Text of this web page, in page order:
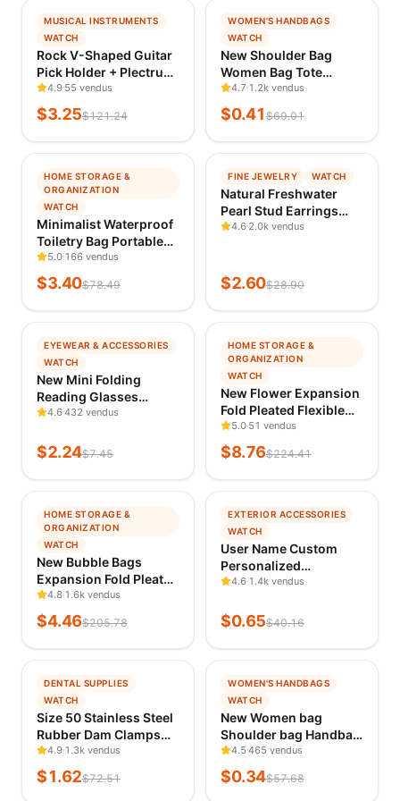
−97 %
TENDANCE
VÉRIFIÉ IL Y A 23 H
MUSICAL INSTRUMENTS
WATCH
Rock V-Shaped Guitar
Pick Holder + Plectrum
Drawer Box Set,
Amplifier Shape
Storage Stand and
4.9 55 vendus
$3.25$121.24
−99%
TENDANCE
VÉRIFIÉ IL Y A 23 H
WOMEN'S HANDBAGS
WATCH
New Shoulder Bag
Women Bag Tote
Luxury Designer
Handbag Women
Handbags Leather
Straddle Bag
4.7 1.2k vendus
$0.41 $69.01
−96%
TENDANCE
VÉRIFIÉ IL Y A 23 H
HOME STORAGE &
ORGANIZATION
WATCH
Minimalist Waterproof
Toiletry Bag Portable
Travel Organizer, Large
Capacity Canvas
Makeup Pouch,
5.0 166 vendus
$3.40$78.49
−91 %
TENDANCE
VÉRIFIÉ IL Y A 23 H
FINE JEWELRY WATCH
Natural Freshwater
Pearl Stud Earrings
Real 925 Sterling Sliver
Earring Jewelry
Wholesale
4.6 2.0k vendus
$2.60$28.90
−70%
TENDANCE
VÉRIFIÉ IL Y A 23 H
EYEWEAR & ACCESSORIES
WATCH
New Mini Folding
Reading Glasses
Women Men +1.0 To
Presbyopia Pen
Glasses With Box
4.6432 vendus
$2.24$7.45
−96%
TENDANCE
VÉRIFIÉ IL Y A 23 H
HOME STORAGE &
ORGANIZATION
WATCH
New Flower Expansion
Fold Pleated Flexible
Stretch Mini Shopping
Bag Large Capacity
Bubble Elastic Portable
5.0 51 vendus
$8.76$224.41
−98%
TENDANCE
VÉRIFIÉ IL Y A 23 H
HOME STORAGE &
ORGANIZATION
WATCH
New Bubble Bags
Expansion Fold Pleated
Flexible Stretch Mini
Shopping Bag Large
Capacity Elastic
4.8 1.6k vendus
$4.46$205.78
−98%
TENDANCE
VÉRIFIÉ IL Y A 23 H
EXTERIOR ACCESSORIES
WATCH
User Name Custom
Personalized
Instagram Vinyl Decals
Instagram FACEBOOK
Customization Needs
4.6 1.4k vendus
$0.65$40.16
−98%
TENDANCE
VÉRIFIÉ IL Y A 23 H
DENTAL SUPPLIES
WATCH
Size 50 Stainless Steel
Rubber Dam Clamps
for Dentistry
Endodontic
Restorative and
4.9 1.3k vendus
$1.62$72.51
−99%
TENDANCE
VÉRIFIÉ IL Y A 23 H
WOMEN'S HANDBAGS
WATCH
New Women bag
Shoulder bag Handbag
sac a main Casual
foreign style
crossbody bag
4.5 465 vendus
$0.34$57.68